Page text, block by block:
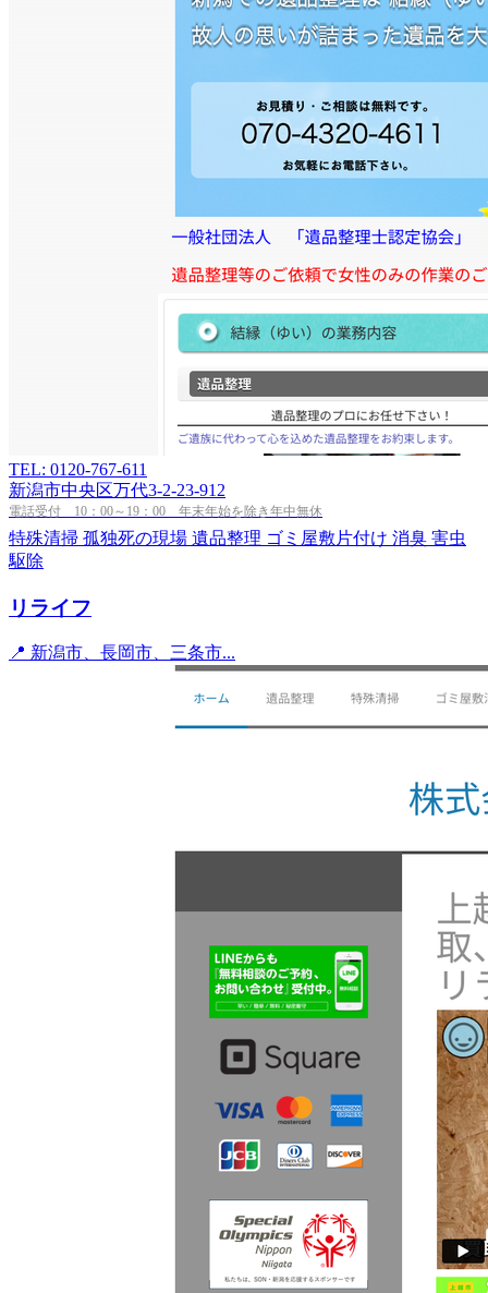
TEL: 0120-767-611
新潟市中央区万代3-2-23-912
電話受付 10：00～19：00 年末年始を除き年中無休
特殊清掃 孤独死の現場 遺品整理 ゴミ屋敷片付け 消臭 害虫
駆除
リライフ
📍 新潟市、長岡市、三条市...